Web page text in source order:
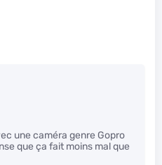
une caméra genre Gopro
que ça fait moins mal que